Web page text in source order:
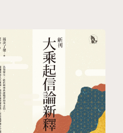
特利
）和非利士人